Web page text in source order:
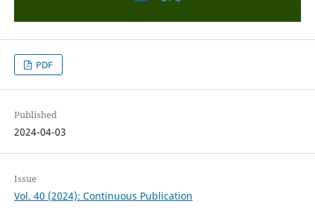
PDF
Published
2024-04-03
Issue
Vol. 40 (2024): Continuous Publication